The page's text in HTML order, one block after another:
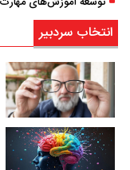
انتخاب سردبیر